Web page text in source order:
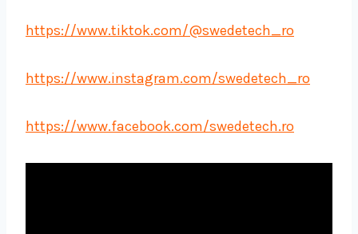
https://www.tiktok.com/@swedetech_ro
https://www.instagram.com/swedetech_ro
https://www.facebook.com/swedetech.ro